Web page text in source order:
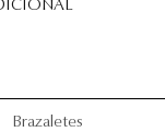
Brazaletes